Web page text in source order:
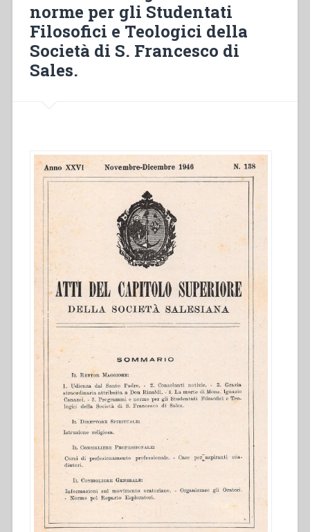
norme per gli Studentati
Filosofici e Teologici della
Società di S. Francesco di
Sales.